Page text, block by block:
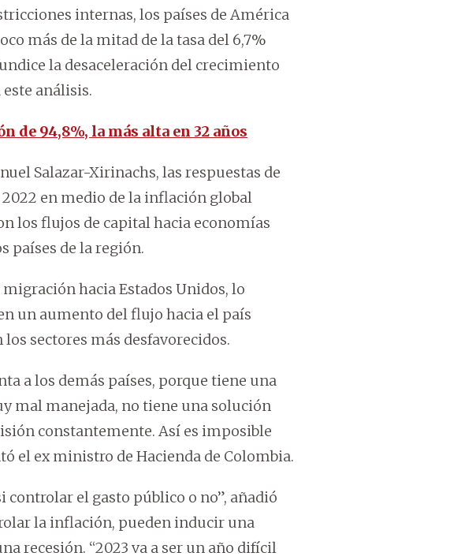
internas, los países de América
más de la mitad de la tasa del 6,7%
la desaceleración del crecimiento
este análisis.
de 94,8%, la más alta en 32 años
Salazar-Xirinachs, las respuestas de
en medio de la inflación global
los flujos de capital hacia economías
países de la región.
hacia Estados Unidos, lo
un aumento del flujo hacia el país
sectores más desfavorecidos.
a los demás países, porque tiene una
mal manejada, no tiene una solución
constantemente. Así es imposible
el ex ministro de Hacienda de Colombia.
controlar el gasto público o no”, añadió
la inflación, pueden inducir una
recesión. “2023 va a ser un año difícil